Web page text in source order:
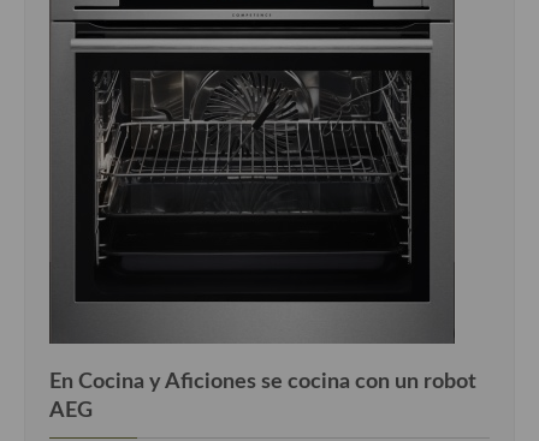
En Cocina y Aficiones se cocina con un robot
AEG